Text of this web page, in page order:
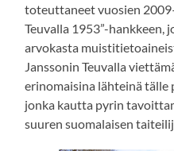
toteuttaneet vuosien
Teuvalla 1953”-hankkeen,
arvokasta
Janssonin Teuvalla
erinomaisina lähteinä tälle
jonka kautta pyrin
suuren suomalaisen